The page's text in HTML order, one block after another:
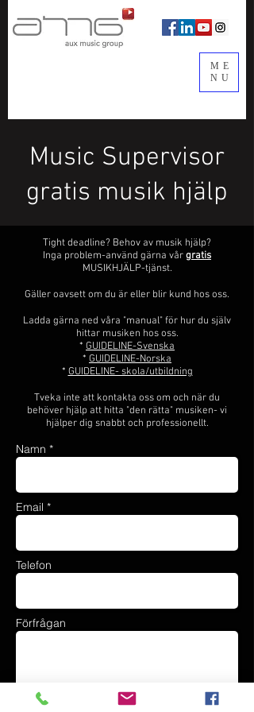
ME
NU
Music Supervisor
gratis musik hjälp
Tight deadline? Behov av musik hjälp?
Inga problem-använd gärna vårgratis
MUSIKHJÄLP-tjänst.
Gäller oavsett om du är eller blir kund hos oss.
Ladda gärna ned våra "manual" för hur du själv
hittar musiken hos oss.
* GUIDELINE-Svenska​
* GUIDELINE-Norska
* GUIDELINE- skola/utbildning
Tveka inte att kontakta oss om och när du
behöver hjälp att hitta "den rätta" musiken- vi
hjälper dig snabbt och professionellt.
Namn *
Email *
Telefon
Förfrågan